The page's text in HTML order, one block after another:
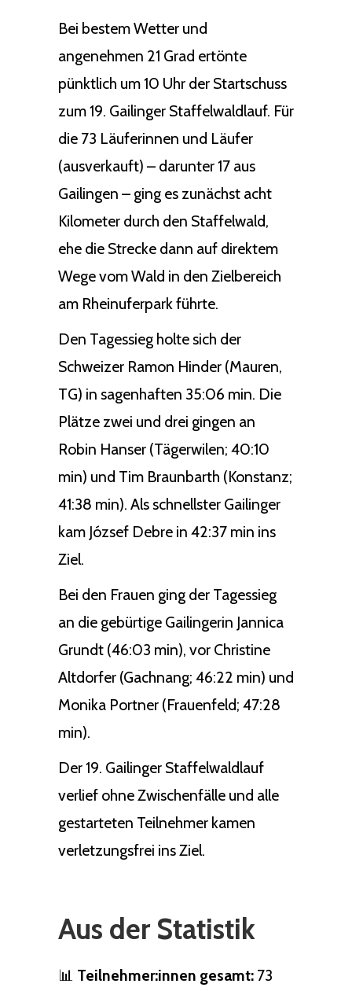
Bei bestem Wetter und
angenehmen 21 Grad ertönte
pünktlich um 10 Uhr der Startschuss
zum 19. Gailinger Staffelwaldlauf. Für
die 73 Läuferinnen und Läufer
(ausverkauft) – darunter 17 aus
Gailingen – ging es zunächst acht
Kilometer durch den Staffelwald,
ehe die Strecke dann auf direktem
Wege vom Wald in den Zielbereich
am Rheinuferpark führte.
Den Tagessieg holte sich der
Schweizer Ramon Hinder (Mauren,
TG) in sagenhaften 35:06 min. Die
Plätze zwei und drei gingen an
Robin Hanser (Tägerwilen; 40:10
min) und Tim Braunbarth (Konstanz;
41:38 min). Als schnellster Gailinger
kam József Debre in 42:37 min ins
Ziel.
Bei den Frauen ging der Tagessieg
an die gebürtige Gailingerin Jannica
Grundt (46:03 min), vor Christine
Altdorfer (Gachnang; 46:22 min) und
Monika Portner (Frauenfeld; 47:28
min).
Der 19. Gailinger Staffelwaldlauf
verlief ohne Zwischenfälle und alle
gestarteten Teilnehmer kamen
verletzungsfrei ins Ziel.
Aus der Statistik
📊 Teilnehmer:innen gesamt: 73